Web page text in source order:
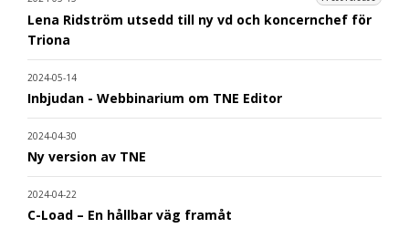
Lena Ridström utsedd till ny vd och koncernchef för
Triona
2024-05-14
Inbjudan - Webbinarium om TNE Editor
2024-04-30
Ny version av TNE
2024-04-22
C-Load – En hållbar väg framåt